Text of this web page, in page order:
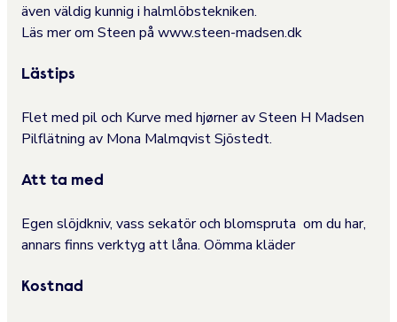
även väldig kunnig i halmlöbstekniken.
Läs mer om Steen på www.steen-madsen.dk
Lästips
Flet med pil och Kurve med hjørnerav Steen H Madsen
Pilflätning av Mona Malmqvist Sjöstedt.
Att ta med
Egen slöjdkniv, vass sekatör och blomspruta om du har,
annars finns verktyg att låna. Oömma kläder
Kostnad